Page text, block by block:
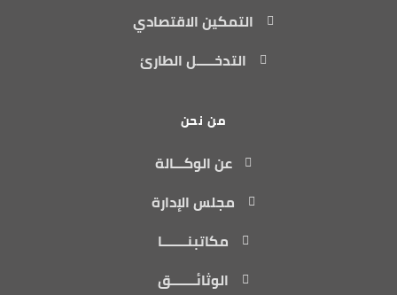
التمكين الاقتصادي
التدخـــــل الطارئ
من نحن
عن الوكـــالة
مجلس الإدارة
مكاتبنـــــــا
الوثائـــــــق